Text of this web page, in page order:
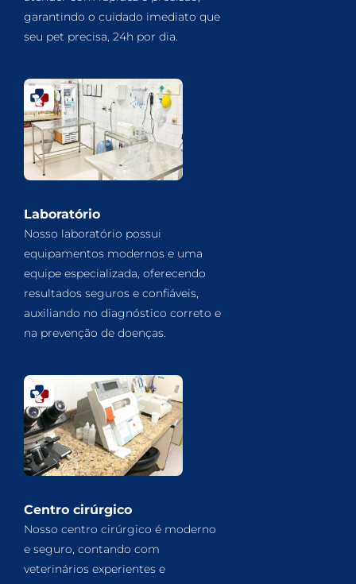
garantindo o cuidado imediato que
seu pet precisa, 24h por dia.
Laboratório
Nosso laboratório possui
equipamentos modernos e uma
equipe especializada, oferecendo
resultados seguros e confiáveis,
auxiliando no diagnóstico correto e
na prevenção de doenças.
Centro cirúrgico
Nosso centro cirúrgico é moderno
e seguro, contando com
veterinários experientes e